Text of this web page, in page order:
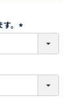
。
必
)